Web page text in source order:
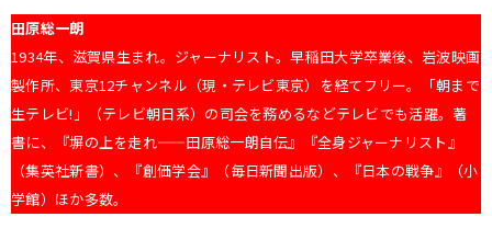
田原総一朗
1934年、滋賀県生まれ。ジャーナリスト。早稲田大学卒業後、岩波映画
製作所、東京12チャンネル（現・テレビ東京）を経てフリー。「朝まで
生テレビ!」（テレビ朝日系）の司会を務めるなどテレビでも活躍。著
書に、『塀の上を走れ——田原総一朗自伝』『全身ジャーナリスト』
（集英社新書）、『創価学会』（毎日新聞出版）、『日本の戦争』（小
学館）ほか多数。